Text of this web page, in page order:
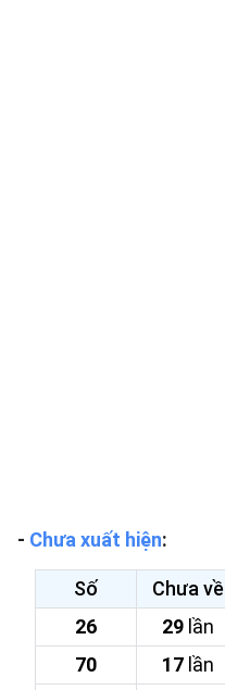
- Chưa xuất hiện:
Số Chưa về
26
29lần
70
17lần